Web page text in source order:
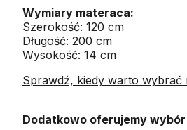
Wymiary materaca:
Szerokość: 120 cm
Długość: 200 cm
Wysokość: 14 cm
Sprawdź, kiedy warto wybrać
Dodatkowo oferujemy